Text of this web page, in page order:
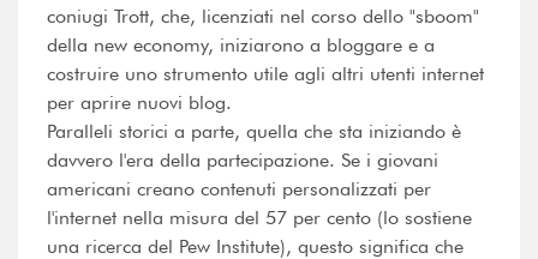
coniugi Trott, che, licenziati nel corso dello "sboom"
della new economy, iniziarono a bloggare e a
costruire uno strumento utile agli altri utenti internet
per aprire nuovi blog.
Paralleli storici a parte, quella che sta iniziando è
davvero l'era della partecipazione. Se i giovani
americani creano contenuti personalizzati per
l'internet nella misura del 57 per cento (lo sostiene
una ricerca del Pew Institute), questo significa che